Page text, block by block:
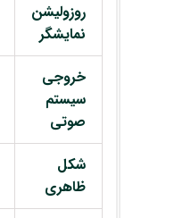
روزولیشن
نمایشگر
خروجی
سیستم
صوتی
شکل
ظاهری